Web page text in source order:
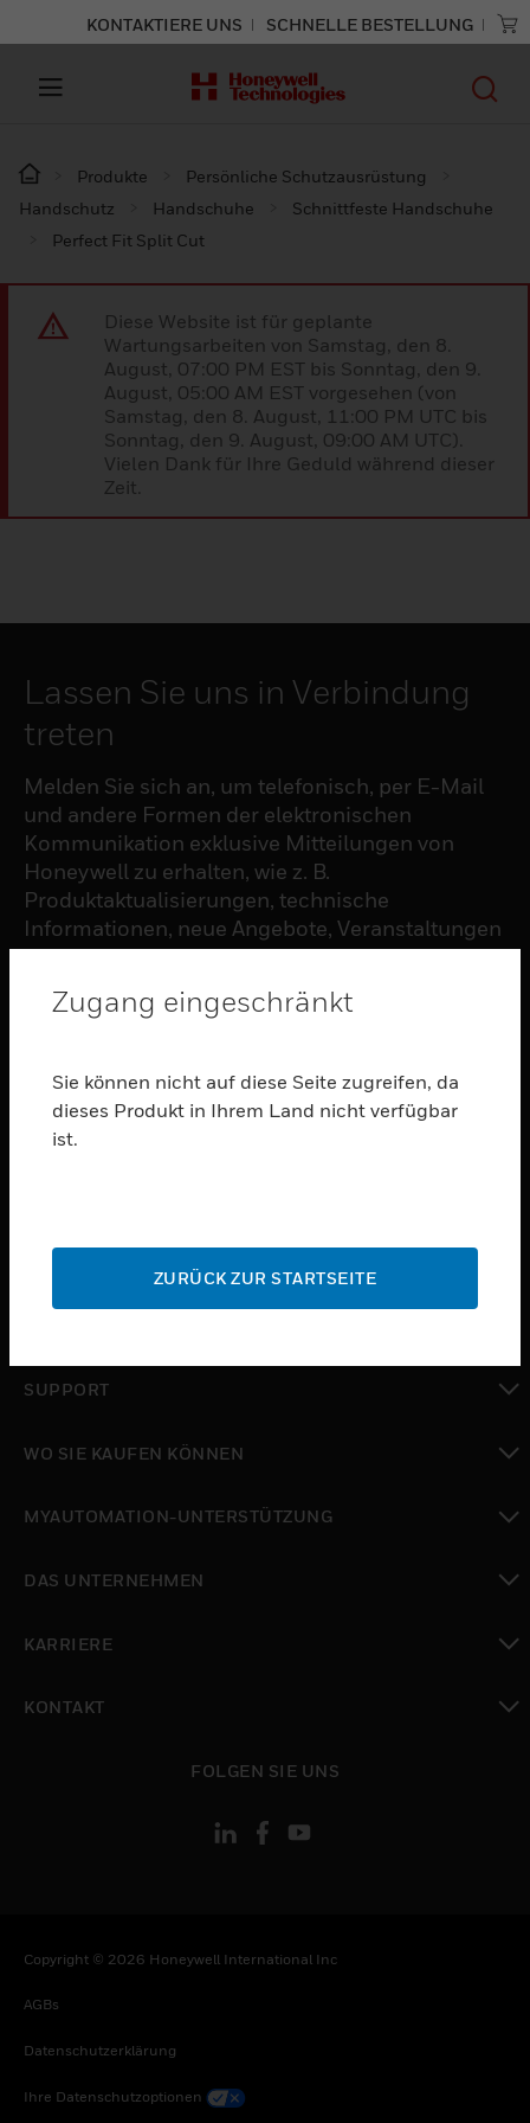
KONTAKTIERE UNS SCHNELLE BESTELLUNG
Produkte
Persönliche Schutzausrüstung
Handschutz
Handschuhe
Schnittfeste Handschuhe
Perfect Fit Split Cut
Diese Website ist für geplante
Wartungsarbeiten von Samstag, den 8.
August, 07:00 PM EST bis Sonntag, den 9.
August, 05:00 AM EST vorgesehen (von
Samstag, den 8. August, 11:00 PM UTC bis
Sonntag, den 9. August, 09:00 AM UTC).
Vielen Dank für Ihre Geduld während dieser
Zeit.
Lassen Sie uns in Verbindung
treten
Melden Sie sich an, um telefonisch, per E-Mail
und andere Formen der elektronischen
Kommunikation exklusive Mitteilungen von
Honeywell zu erhalten, wie z. B.
Produktaktualisierungen, technische
Informationen, neue Angebote, Veranstaltungen
und Neuigkeiten, Umfragen, Sonderangebote
PRODUKTE
toggle view
toggle view
toggle view
SUPPORT
WO SIE KAUFEN KÖNNEN
MYAUTOMATION-UNTERSTÜTZUNG
DAS UNTERNEHMEN
KARRIERE
KONTAKT
FOLGEN SIE UNS
Copyright © 2026 Honeywell International Inc
AGBs
Datenschutzerklärung
Ihre Datenschutzoptionen
Zugang eingeschränkt
Sie können nicht auf diese Seite zugreifen, da
dieses Produkt in Ihrem Land nicht verfügbar
ist.
ZURÜCK ZUR STARTSEITE